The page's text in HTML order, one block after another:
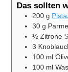
Das sollten
200 g
30 g
½ Zitrone
3
100 ml
100 ml